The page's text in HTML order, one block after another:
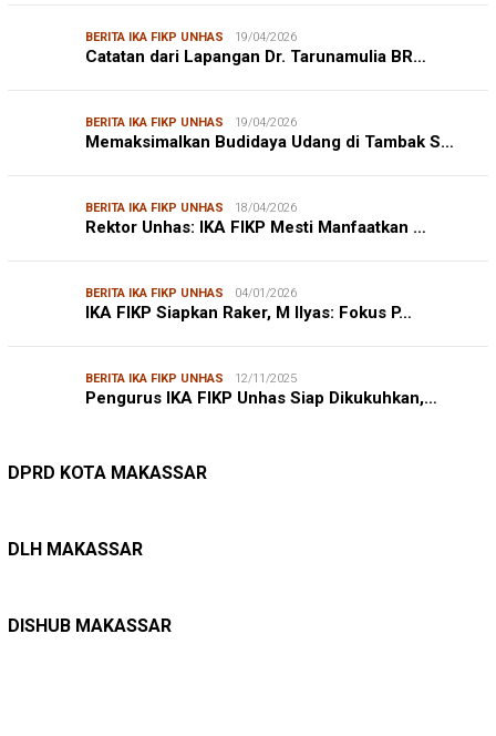
BERITA IKA FIKP UNHAS 19/04/2026
Catatan dari Lapangan Dr. Tarunamulia BR…
BERITA IKA FIKP UNHAS 19/04/2026
Memaksimalkan Budidaya Udang di Tambak S…
BERITA IKA FIKP UNHAS 18/04/2026
Rektor Unhas: IKA FIKP Mesti Manfaatkan …
BERITA IKA FIKP UNHAS 04/01/2026
IKA FIKP Siapkan Raker, M Ilyas: Fokus P…
BERITA IKA FIKP UNHAS 12/11/2025
Pengurus IKA FIKP Unhas Siap Dikukuhkan,…
DPRD KOTA MAKASSAR
Kepuasan Publik Tinggi, Andi Makmur Nila…
DLH MAKASSAR
Belanja Pemerintah Bisa Menyelamatkan Hu…
DISHUB MAKASSAR
Pete-pete Laut Makassar Siap Beroperasi …